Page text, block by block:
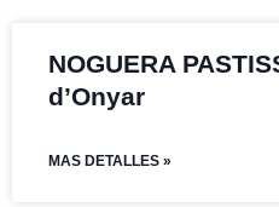
NOGUERA
d’Onyar
MAS DETALLES »